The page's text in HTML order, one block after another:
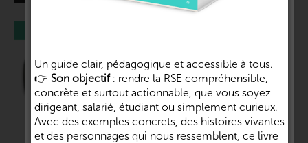
Un guide clair, pédagogique et accessible à tous.
👉 Son objectif: rendre la RSE compréhensible,
concrète et surtout actionnable, que vous soyez
dirigeant, salarié, étudiant ou simplement curieux.
Avec des exemples concrets, des histoires vivantes
et des personnages qui nous ressemblent, ce livre